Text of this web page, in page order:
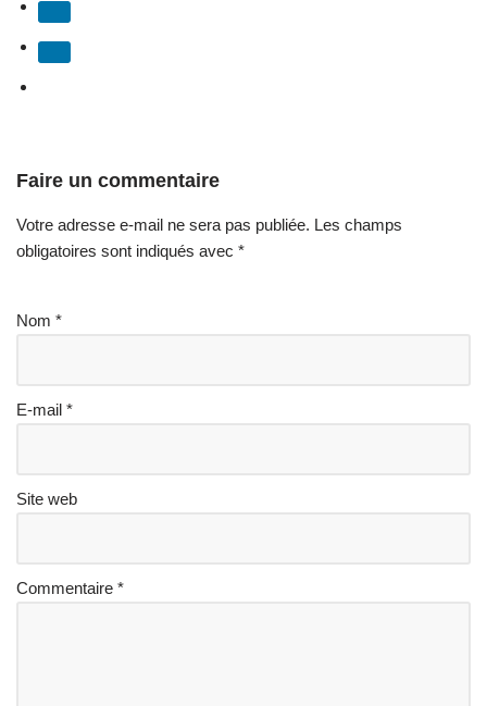
Faire un commentaire
Votre adresse e-mail ne sera pas publiée. Les champs
obligatoires sont indiqués avec *
Nom *
E-mail *
Site web
Commentaire *